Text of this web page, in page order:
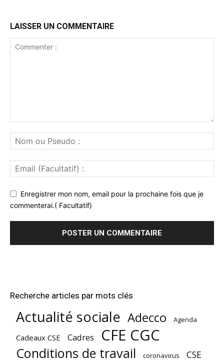
LAISSER UN COMMENTAIRE
Enregistrer mon nom, email pour la prochaine fois que je
commenterai.( Facultatif)
Recherche articles par mots clés
Actualité sociale Adecco Agenda
Cadeaux CSE Cadres CFE CGC
Conditions de travail coronavirus CSE